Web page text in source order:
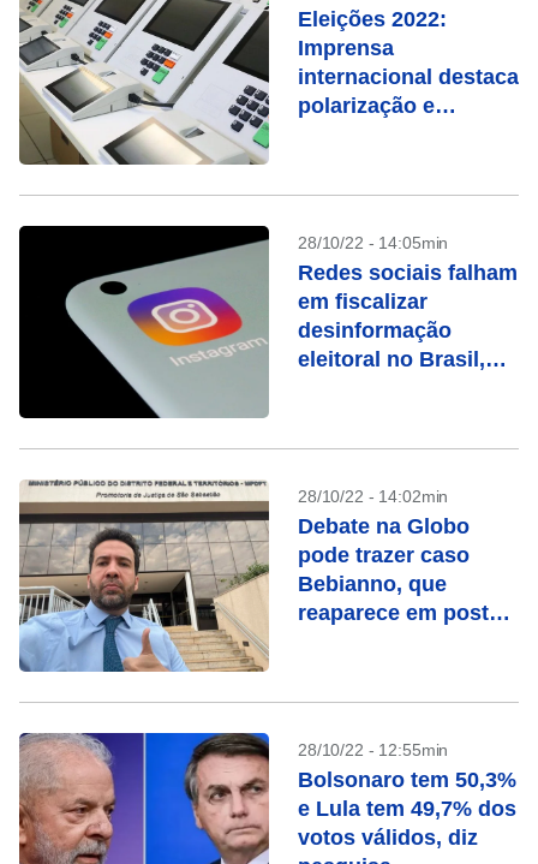
Eleições 2022:
Imprensa
internacional destaca
polarização e
28/10/22 - 14:05min
Redes sociais falham
em fiscalizar
desinformação
eleitoral no Brasil,
28/10/22 - 14:02min
Debate na Globo
pode trazer caso
Bebianno, que
reaparece em posts
28/10/22 - 12:55min
Bolsonaro tem 50,3%
e Lula tem 49,7% dos
votos válidos, diz